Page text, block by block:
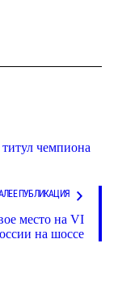
чемпиона
ПУБЛИКАЦИЯ
место на VI
на шоссе